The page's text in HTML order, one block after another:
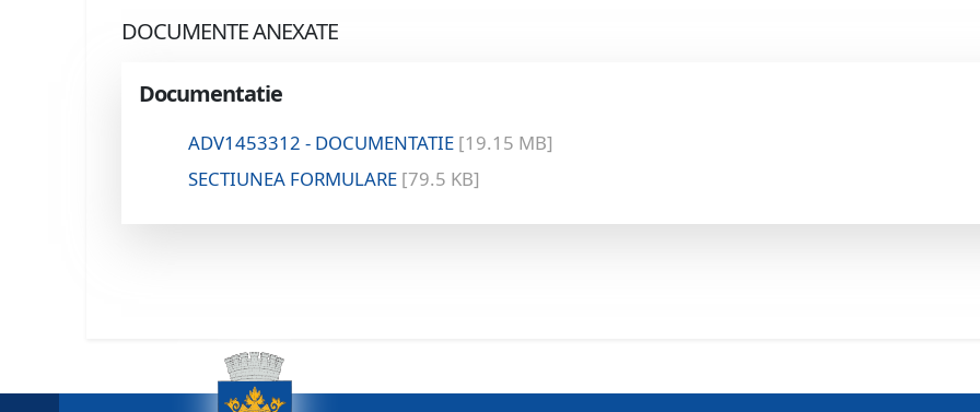
DOCUMENTE ANEXATE
Documentatie
ADV1453312 - DOCUMENTATIE [19.15 MB]
SECTIUNEA FORMULARE [79.5 KB]